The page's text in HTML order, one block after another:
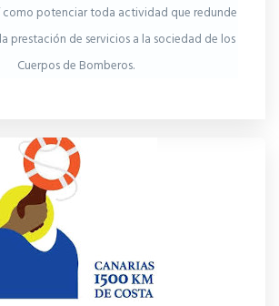
como potenciar toda actividad que redunde
prestación de servicios a la sociedad de los
Cuerpos de Bomberos.